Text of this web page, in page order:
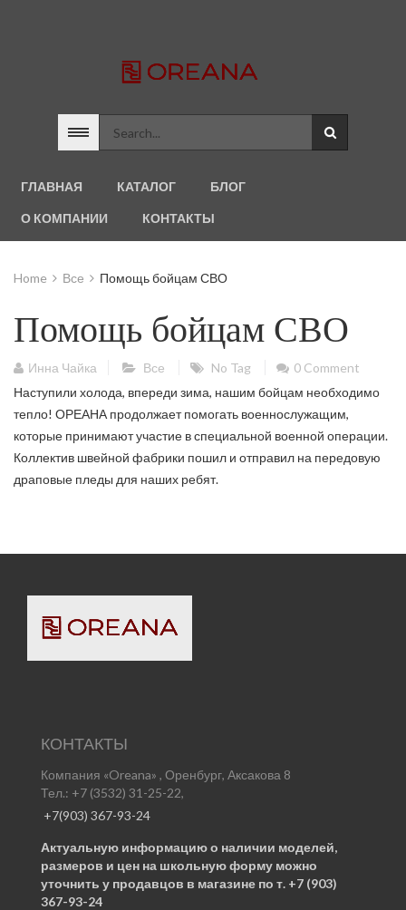
ГЛАВНАЯ КАТАЛОГ БЛОГ
О КОМПАНИИ КОНТАКТЫ
Home Все Помощь бойцам СВО
Помощь бойцам СВО
Инна Чайка Все No Tag
0 Comment
Наступили холода, впереди зима, нашим бойцам необходимо
тепло! ОРЕАНА продолжает помогать военнослужащим,
которые принимают участие в специальной военной операции.
Коллектив швейной фабрики пошил и отправил на передовую
драповые пледы для наших ребят.
КОНТАКТЫ
Компания «Oreana» , Оренбург, Аксакова 8
Тел.: +7 (3532) 31-25-22,
+7(903) 367-93-24
Актуальную информацию о наличии моделей,
размеров и цен на школьную форму можно
уточнить у продавцов в магазине по т. +7 (903)
367-93-24